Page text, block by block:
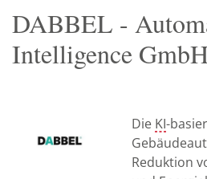
DABBEL -
Intelligence
Die KI-
Reduktion